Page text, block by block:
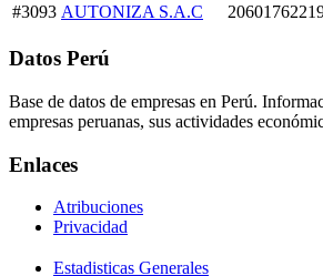
#3093 AUTONIZA S.A.C
Datos Perú
Base de datos de empresas en Perú.
empresas peruanas, sus actividades
Enlaces
Atribuciones
Privacidad
Estadisticas Generales